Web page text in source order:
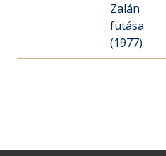
Zalán
futása
(1977)